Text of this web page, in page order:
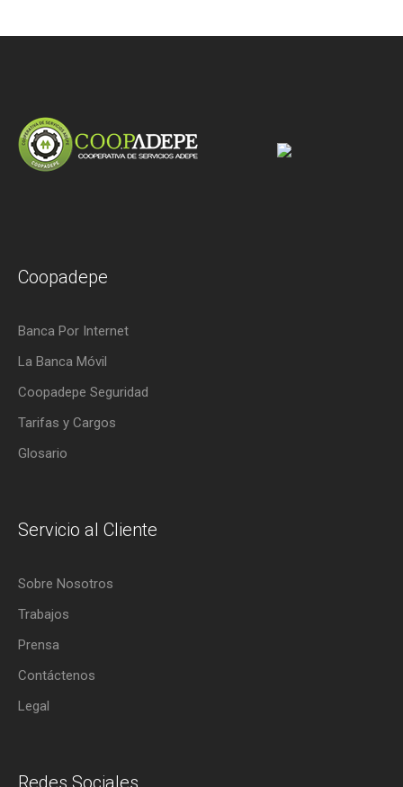
Coopadepe
Banca Por Internet
La Banca Móvil
Coopadepe Seguridad
Tarifas y Cargos
Glosario
Servicio al Cliente
Sobre Nosotros
Trabajos
Prensa
Contáctenos
Legal